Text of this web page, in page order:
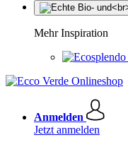
Mehr Inspiration
Anmelden
Jetzt anmelden